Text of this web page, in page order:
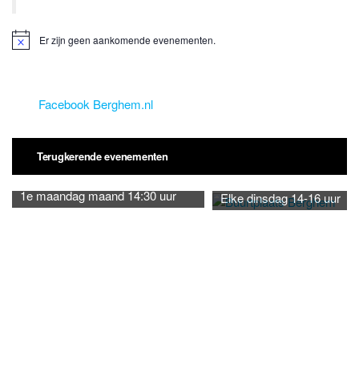
Er zijn geen aankomende evenementen.
Facebook Berghem.nl
Terugkerende evenementen
1e maandag maand 14:30 uur Elke dinsdag 14-16 uur